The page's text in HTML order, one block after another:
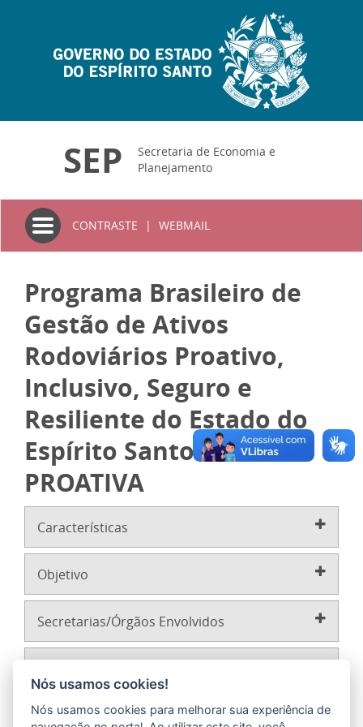
SEP
Secretaria de Economia e
Planejamento
Toggle
navigation
CONTRASTE | WEBMAIL
Programa Brasileiro de
Gestão de Ativos
Rodoviários Proativo,
Inclusivo, Seguro e
Resiliente do Estado do
Espírito Santo –
PROATIVA
Características
Objetivo
Secretarias/Órgãos Envolvidos
Nós usamos cookies!
Nós usamos cookies para melhorar sua experiência de